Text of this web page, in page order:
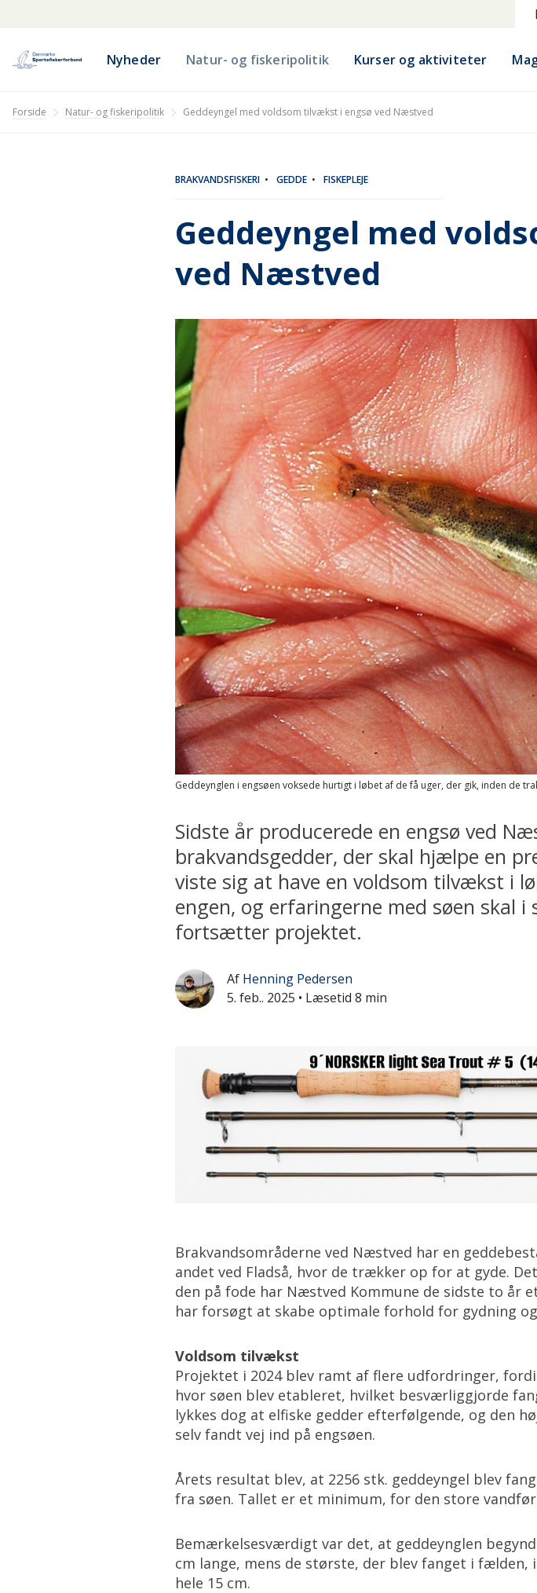
Nyheder Natur- og fiskeripolitik Kurser og aktiviteter
Forside Natur- og fiskeripolitik Geddeyngel med voldsom tilvækst i engsø ved Næstved
BRAKVANDSFISKERI • GEDDE • FISKEPLEJE
Geddeyngel med
ved Næstved
Geddeynglen i engsøen voksede hurtigt i løbet af de få uger, der gik, inden de
Sidste år producerede en engsø ved
brakvandsgedder, der skal hjælpe en
viste sig at have en voldsom tilvækst i
engen, og erfaringerne med søen skal
fortsætter projektet.
Af Henning Pedersen
5. feb.. 2025 • Læsetid 8 min
Brakvandsområderne ved Næstved har en
andet ved Fladså, hvor de trækker op for at gyde.
den på fode har Næstved Kommune de sidste to år
har forsøgt at skabe optimale forhold for gydning
Voldsom tilvækst
Projektet i 2024 blev ramt af flere udfordringer,
hvor søen blev etableret, hvilket besværliggjorde
lykkes dog at elfiske gedder efterfølgende, og den
selv fandt vej ind på engsøen.
Årets resultat blev, at 2256 stk. geddeyngel blev
fra søen. Tallet er et minimum, for den store
Bemærkelsesværdigt var det, at geddeynglen
cm lange, mens de største, der blev fanget i
hele 15 cm.